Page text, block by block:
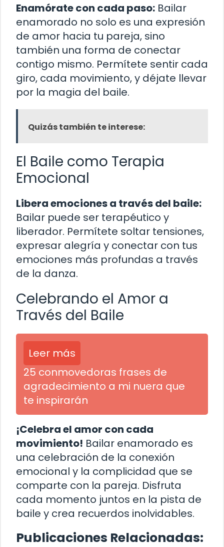
Enamórate con cada paso: Bailar
enamorado no solo es una expresión
de amor hacia tu pareja, sino
también una forma de conectar
contigo mismo. Permítete sentir cada
giro, cada movimiento, y déjate llevar
por la magia del baile.
Quizás también te interese:
El Baile como Terapia
Emocional
Libera emociones a través del baile:
Bailar puede ser terapéutico y
liberador. Permítete soltar tensiones,
expresar alegría y conectar con tus
emociones más profundas a través
de la danza.
Celebrando el Amor a
Través del Baile
Leer más
25 conmovedoras frases de
agradecimiento a mi nuera que
te inspirarán
¡Celebra el amor con cada
movimiento! Bailar enamorado es
una celebración de la conexión
emocional y la complicidad que se
comparte con la pareja. Disfruta
cada momento juntos en la pista de
baile y crea recuerdos inolvidables.
Publicaciones Relacionadas: